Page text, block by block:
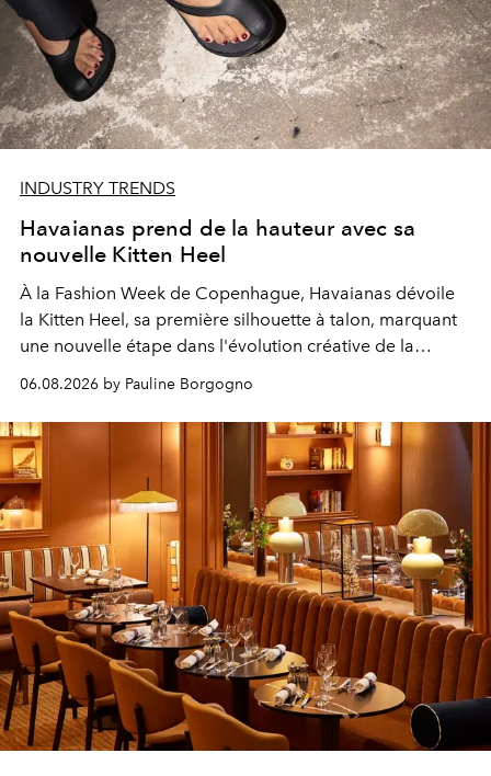
INDUSTRY TRENDS
Havaianas prend de la hauteur avec sa
nouvelle Kitten Heel
À la Fashion Week de Copenhague, Havaianas dévoile
la Kitten Heel, sa première silhouette à talon, marquant
une nouvelle étape dans l'évolution créative de la
06.08.2026 by Pauline Borgogno